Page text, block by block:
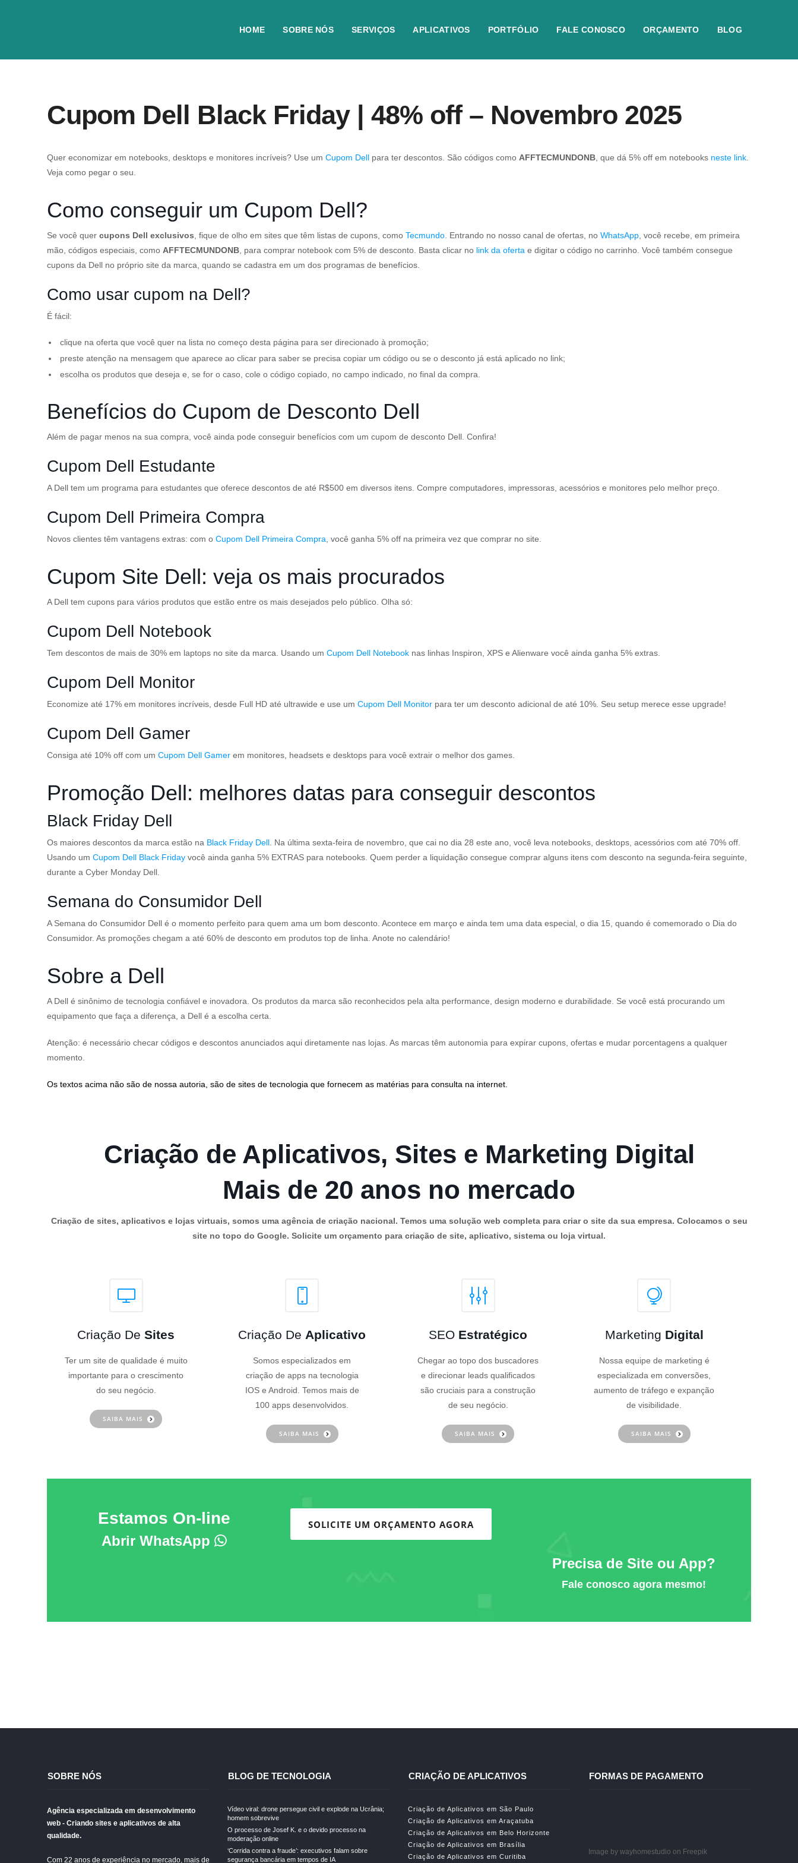
HOME SOBRE NÓS SERVIÇOS APLICATIVOS PORTFÓLIO FALE CONOSCO ORÇAMENTO BLOG
Cupom Dell Black Friday | 48% off – Novembro 2025
Quer economizar em notebooks, desktops e monitores incríveis? Use um Cupom Dell para ter descontos. São códigos como AFFTECMUNDONB , que dá 5% off em notebooks neste link
Veja como pegar o seu.
Como conseguir um Cupom Dell?
Se você quer cupons Dell exclusivos , fique de olho em sites que têm listas de cupons, como Tecmundo . Entrando no nosso canal de ofertas, no WhatsApp , você recebe, em primeira
mão, códigos especiais, como AFFTECMUNDONB , para comprar notebook com 5% de desconto. Basta clicar no link da oferta e digitar o código no carrinho. Você também consegue
cupons da Dell no próprio site da marca, quando se cadastra em um dos programas de benefícios.
Como usar cupom na Dell?
É fácil:
clique na oferta que você quer na lista no começo desta página para ser direcionado à promoção;
preste atenção na mensagem que aparece ao clicar para saber se precisa copiar um código ou se o desconto já está aplicado no link;
escolha os produtos que deseja e, se for o caso, cole o código copiado, no campo indicado, no final da compra.
Benefícios do Cupom de Desconto Dell
Além de pagar menos na sua compra, você ainda pode conseguir benefícios com um cupom de desconto Dell. Confira!
Cupom Dell Estudante
A Dell tem um programa para estudantes que oferece descontos de até R$500 em diversos itens. Compre computadores, impressoras, acessórios e monitores pelo melhor preço.
Cupom Dell Primeira Compra
Novos clientes têm vantagens extras: com o Cupom Dell Primeira Compra , você ganha 5% off na primeira vez que comprar no site.
Cupom Site Dell: veja os mais procurados
A Dell tem cupons para vários produtos que estão entre os mais desejados pelo público. Olha só:
Cupom Dell Notebook
Tem descontos de mais de 30% em laptops no site da marca. Usando um Cupom Dell Notebook nas linhas Inspiron, XPS e Alienware você ainda ganha 5% extras.
Cupom Dell Monitor
Economize até 17% em monitores incríveis, desde Full HD até ultrawide e use um Cupom Dell Monitor para ter um desconto adicional de até 10%. Seu setup merece esse upgrade!
Cupom Dell Gamer
Consiga até 10% off com um Cupom Dell Gamer em monitores, headsets e desktops para você extrair o melhor dos games.
Promoção Dell: melhores datas para conseguir descontos
Black Friday Dell
Os maiores descontos da marca estão na Black Friday Dell . Na última sexta-feira de novembro, que cai no dia 28 este ano, você leva notebooks, desktops, acessórios com até 70% off.
Usando um Cupom Dell Black Friday você ainda ganha 5% EXTRAS para notebooks. Quem perder a liquidação consegue comprar alguns itens com desconto na segunda-feira seguinte,
durante a Cyber Monday Dell.
Semana do Consumidor Dell
A Semana do Consumidor Dell é o momento perfeito para quem ama um bom desconto. Acontece em março e ainda tem uma data especial, o dia 15, quando é comemorado o Dia do
Consumidor. As promoções chegam a até 60% de desconto em produtos top de linha. Anote no calendário!
Sobre a Dell
A Dell é sinônimo de tecnologia confiável e inovadora. Os produtos da marca são reconhecidos pela alta performance, design moderno e durabilidade. Se você está procurando um
equipamento que faça a diferença, a Dell é a escolha certa.
Atenção: é necessário checar códigos e descontos anunciados aqui diretamente nas lojas. As marcas têm autonomia para expirar cupons, ofertas e mudar porcentagens a qualquer
momento.
Os textos acima não são de nossa autoria, são de sites de tecnologia que fornecem as matérias para consulta na internet.
Criação de Aplicativos, Sites e Marketing Digital
Mais de 20 anos no mercado
Criação de sites, aplicativos e lojas virtuais, somos uma agência de criação nacional. Temos uma solução web completa para criar o site da sua empresa. Colocamos o seu
site no topo do Google. Solicite um orçamento para criação de site, aplicativo, sistema ou loja virtual.
Criação DeSites
Ter um site de qualidade é muito
importante para o crescimento
do seu negócio.
SAIBA MAIS
Criação De Aplicativo
Somos especializados em
criação de apps na tecnologia
IOS e Android. Temos mais de
100 apps desenvolvidos.
SAIBA MAIS
SEO Estratégico
Chegar ao topo dos buscadores
e direcionar leads qualificados
são cruciais para a construção
de seu negócio.
SAIBA MAIS
Marketing Digital
Nossa equipe de marketing é
especializada em conversões,
aumento de tráfego e expanção
de visibilidade.
SAIBA MAIS
Estamos On-line
Abrir WhatsApp
SOLICITE UM ORÇAMENTO AGORA
Precisa de Site ou App?
Fale conosco agora mesmo!
SOBRE NÓS
Agência especializada em desenvolvimento
web - Criando sites e aplicativos de alta
qualidade.
Com 22 anos de experiência no mercado, mais de
BLOG DE TECNOLOGIA
Vídeo viral: drone persegue civil e explode na Ucrânia;
homem sobrevive
O processo de Josef K. e o devido processo na
moderação online
‘Corrida contra a fraude’: executivos falam sobre
segurança bancária em tempos de IA
CRIAÇÃO DE APLICATIVOS
Criação de Aplicativos em São Paulo
Criação de Aplicativos em Araçatuba
Criação de Aplicativos em Belo Horizonte
Criação de Aplicativos em Brasília
Criação de Aplicativos em Curitiba
FORMAS DE PAGAMENTO
Image by wayhomestudio on Freepik